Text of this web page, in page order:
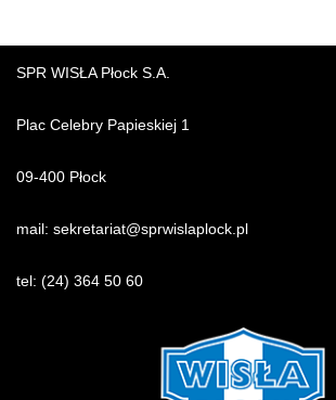
SPR WISŁA Płock S.A.
Plac Celebry Papieskiej 1
09-400 Płock
mail: sekretariat@sprwislaplock.pl
tel: (24) 364 50 60